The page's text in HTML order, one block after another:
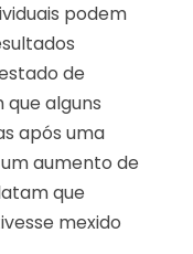
podem
de
alguns
após uma
aumento de
que
mexido